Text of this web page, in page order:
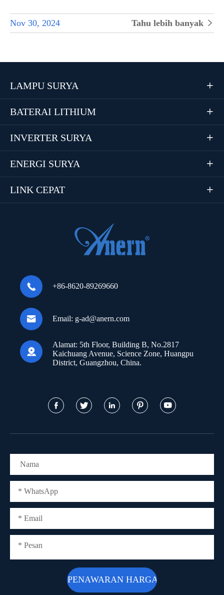
Nov 30, 2024 Tahu lebih banyak 
LAMPU SURYA 
BATERAI LITHIUM 
INVERTER SURYA 
ENERGI SURYA 
LINK CEPAT 
 +86-8620-89269660
 Email: g-ad@anern.com

Alamat: 5th Floor, Building B, No.2817
Kaichuang Avenue, Science Zone, Huangpu
District, Guangzhou, China.
    